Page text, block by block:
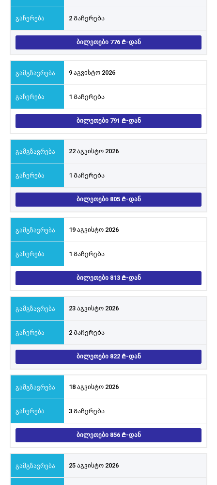
2 Გაჩერება
ᲑᲘᲚᲔᲗᲔᲑᲘ 776 -ᲓᲐᲜ
9 აგვისტო 2026
1 Გაჩერება
ᲑᲘᲚᲔᲗᲔᲑᲘ 791 -ᲓᲐᲜ
22 აგვისტო 2026
1 Გაჩერება
ᲑᲘᲚᲔᲗᲔᲑᲘ 805 -ᲓᲐᲜ
19 აგვისტო 2026
1 Გაჩერება
ᲑᲘᲚᲔᲗᲔᲑᲘ 813 -ᲓᲐᲜ
23 აგვისტო 2026
2 Გაჩერება
ᲑᲘᲚᲔᲗᲔᲑᲘ 822 -ᲓᲐᲜ
18 აგვისტო 2026
3 Გაჩერება
ᲑᲘᲚᲔᲗᲔᲑᲘ 856 -ᲓᲐᲜ
25 აგვისტო 2026